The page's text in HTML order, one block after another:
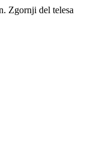
Zgornji del telesa